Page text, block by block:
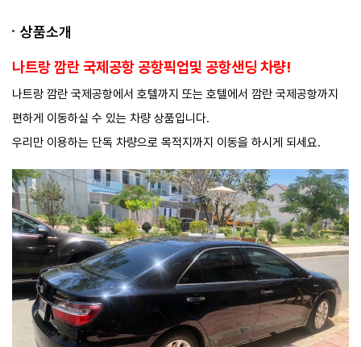
상품소개
나트랑 깜란 국제공항 공항픽업및 공항샌딩 차량!
나트랑 깜란 국제공항에서 호텔까지 또는 호텔에서 깜란 국제공항까지
편하게 이동하실 수 있는 차량 상품입니다.
우리만 이용하는 단독 차량으로 목적지까지 이동을 하시게 되세요.